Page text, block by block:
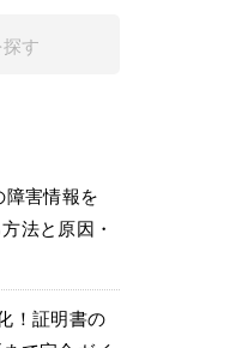
障害情報を
法と原因・
！証明書の